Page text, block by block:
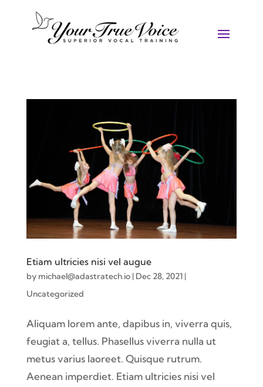
Etiam ultricies nisi vel augue
by michael@adastratech.io| Dec 28, 2021|
Uncategorized
Aliquam lorem ante, dapibus in, viverra quis,
feugiat a, tellus. Phasellus viverra nulla ut
metus varius laoreet. Quisque rutrum.
Aenean imperdiet. Etiam ultricies nisi vel